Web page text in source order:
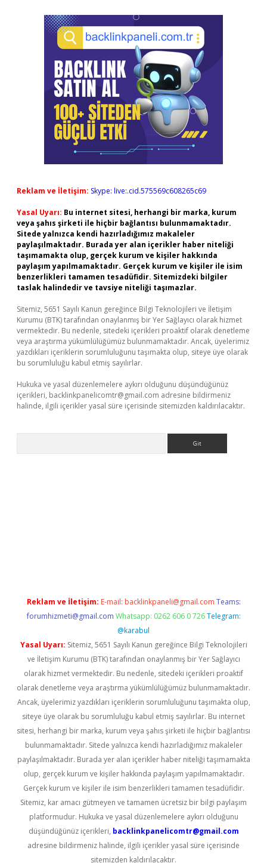
Reklam ve İletişim: Skype: live:.cid.575569c608265c69
Yasal Uyarı: Bu internet sitesi, herhangi bir marka, kurum
veya şahıs şirketi ile hiçbir bağlantısı bulunmamaktadır.
Sitede yalnızca kendi hazırladığımız makaleler
paylaşılmaktadır. Burada yer alan içerikler haber niteliği
taşımamakta olup, gerçek kurum ve kişiler hakkında
paylaşım yapılmamaktadır. Gerçek kurum ve kişiler ile isim
benzerlikleri tamamen tesadüfidir. Sitemizdeki bilgiler
taslak halindedir ve tavsiye niteliği taşımazlar.
Sitemiz, 5651 Sayılı Kanun gereğince Bilgi Teknolojileri ve İletişim
Kurumu (BTK) tarafından onaylanmış bir Yer Sağlayıcı olarak hizmet
vermektedir. Bu nedenle, sitedeki içerikleri proaktif olarak denetleme
veya araştırma yükümlülüğümüz bulunmamaktadır. Ancak, üyelerimiz
yazdıkları içeriklerin sorumluluğunu taşımakta olup, siteye üye olarak
bu sorumluluğu kabul etmiş sayılırlar.
Hukuka ve yasal düzenlemelere aykırı olduğunu düşündüğünüz
içerikleri, backlinkpanelicomtr@gmail.com adresine bildirmeniz
halinde, ilgili içerikler yasal süre içerisinde sitemizden kaldırılacaktır.
Reklam ve İletişim: E-mail: backlinkpaneli@gmail.com Teams:
forumhizmeti@gmail.com Whatsapp: 0262 606 0 726 Telegram:
@karabul
Yasal Uyarı: Sitemiz, 5651 Sayılı Kanun gereğince Bilgi Teknolojileri
ve İletişim Kurumu (BTK) tarafından onaylanmış bir Yer Sağlayıcı
olarak hizmet vermektedir. Bu nedenle, sitedeki içerikleri proaktif
olarak denetleme veya araştırma yükümlülüğümüz bulunmamaktadır.
Ancak, üyelerimiz yazdıkları içeriklerin sorumluluğunu taşımakta olup,
siteye üye olarak bu sorumluluğu kabul etmiş sayılırlar. Bu internet
sitesi, herhangi bir marka, kurum veya şahıs şirketi ile hiçbir bağlantısı
bulunmamaktadır. Sitede yalnızca kendi hazırladığımız makaleler
paylaşılmaktadır. Burada yer alan içerikler haber niteliği taşımamakta
olup, gerçek kurum ve kişiler hakkında paylaşım yapılmamaktadır.
Gerçek kurum ve kişiler ile isim benzerlikleri tamamen tesadüfidir.
Sitemiz, kar amacı gütmeyen ve tamamen ücretsiz bir bilgi paylaşım
platformudur. Hukuka ve yasal düzenlemelere aykırı olduğunu
düşündüğünüz içerikleri, backlinkpanelicomtr@gmail.com
adresine bildirmeniz halinde, ilgili içerikler yasal süre içerisinde
sitemizden kaldırılacaktır.